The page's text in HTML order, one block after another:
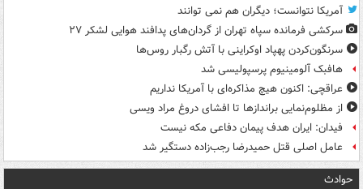
آمریکا نتوانست؛ دیگران هم نمی توانند
سرکشی فرمانده سپاه تهران از گردان‌های پدافند هوایی لشکر ۲۷
سرنگون‌کردن پهپاد اوکراینی با آتش رگبار روس‌ها
هافبک آلومینیوم پرسپولیسی شد
عراقچی: اکنون هیچ مذاکره‌ای با آمریکا نداریم
از مظلوم‌نمایی براندازها تا افشای دروغ مراد ویسی
فیدان: ایران هدف پیمان دفاعی مکه نیست
عامل اصلی قتل حمیدرضا رجب‌زاده دستگیر شد
حوادث